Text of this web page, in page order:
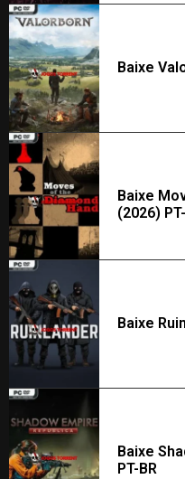
Baixe
Baixe
(2026)
Baixe
Baixe
PT-BR